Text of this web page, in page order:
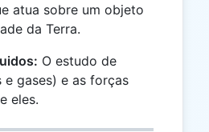
atua sobre um objeto
da Terra.
O estudo de
gases) e as forças
eles.